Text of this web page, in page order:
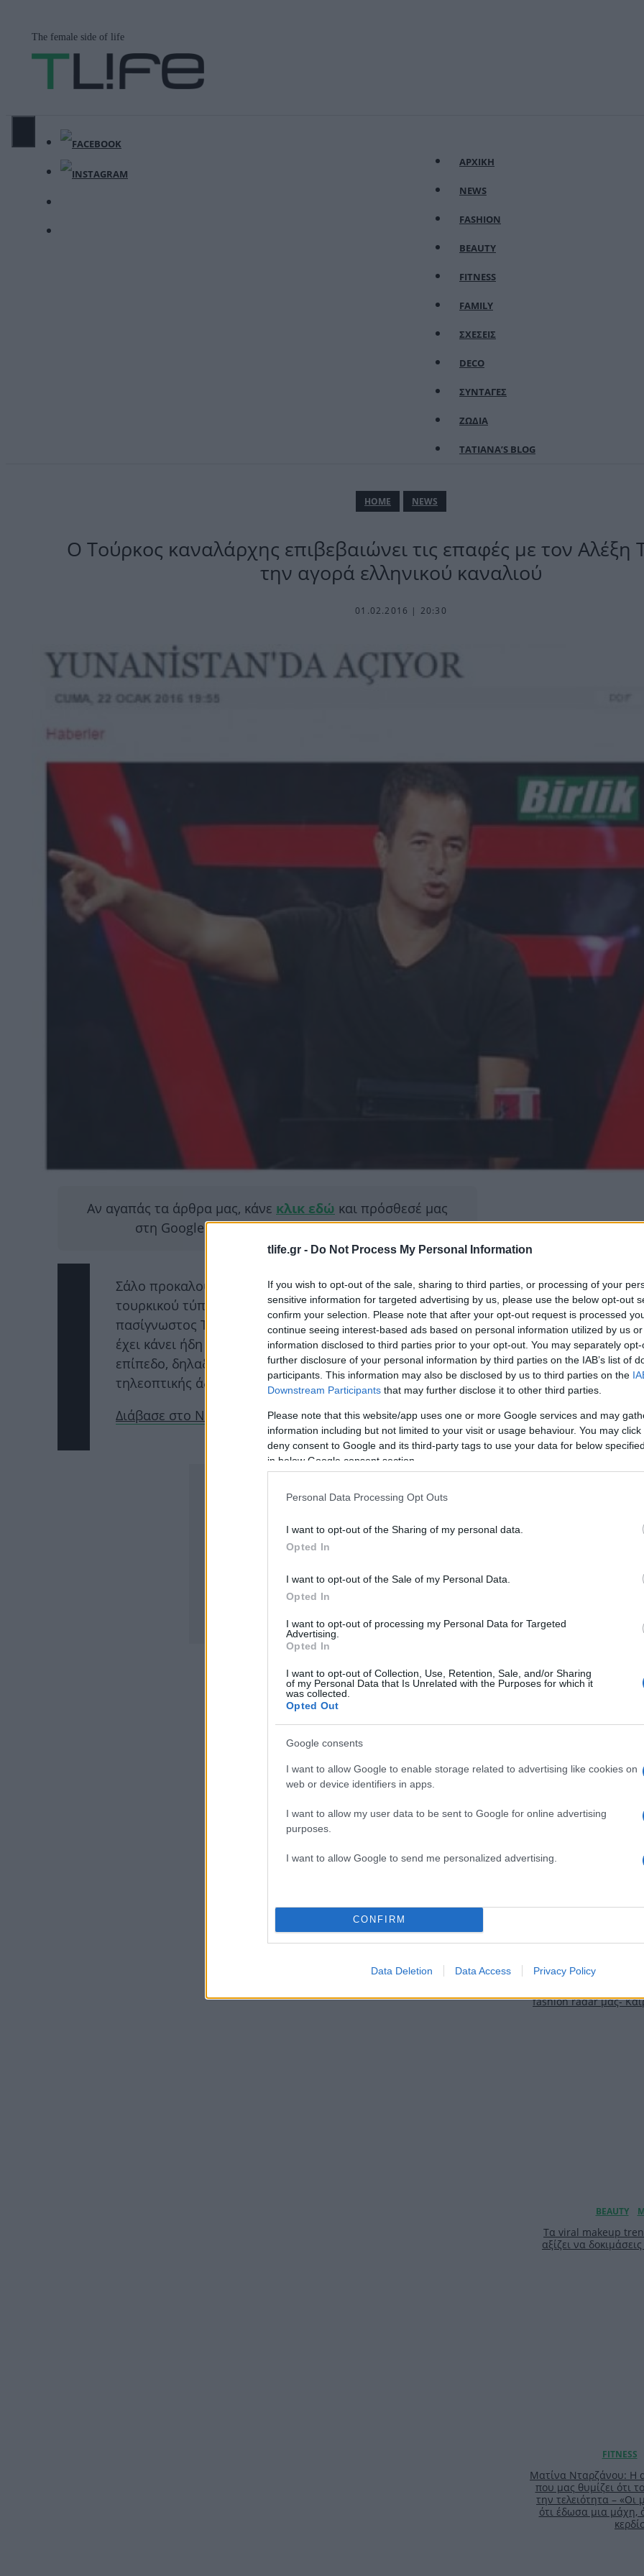
tlife.gr - Do Not Process My Personal Information
If you wish to opt-out of the sale, sharing to third parties, or processing of your
sensitive information for targeted advertising by us, please use the below opt-out
confirm your selection. Please note that after your opt-out request is processed
continue seeing interest-based ads based on personal information utilized by us
information disclosed to third parties prior to your opt-out. You may separately
further disclosure of your personal information by third parties on the IAB’s list of
participants. This information may also be disclosed by us to third parties on the
Downstream Participants that may further disclose it to other third parties.
Please note that this website/app uses one or more Google services and may
information including but not limited to your visit or usage behaviour. You may
deny consent to Google and its third-party tags to use your data for below
in below Google consent section.
Personal Data Processing Opt Outs
I want to opt-out of the Sharing of my personal data.
Opted In
I want to opt-out of the Sale of my Personal Data.
Opted In
I want to opt-out of processing my Personal Data for Targeted
Advertising.
Opted In
I want to opt-out of Collection, Use, Retention, Sale, and/or Sharing
of my Personal Data that Is Unrelated with the Purposes for which it
was collected.
Opted Out
Google consents
I want to allow Google to enable storage related to advertising like cookies on
web or device identifiers in apps.
I want to allow my user data to be sent to Google for online advertising
purposes.
I want to allow Google to send me personalized advertising.
CONFIRM
Data Deletion Data Access Privacy Policy
περιεχόμενο
The female side of life
ΑΡΧΙΚΗ
NEWS
FASHION
BEAUTY
FITNESS
FAMILY
ΣΧΕΣΕΙΣ
DECO
ΣΥΝΤΑΓΕΣ
ΖΩΔΙΑ
TATIANA’S BLOG
ΗΟΜΕ NEWS
Ο Τούρκος καναλάρχης επιβεβαιώνει τις επαφές με τον Αλέξη
την αγορά ελληνικού καναλιού
01.02.2016 | 20:30
Αν αγαπάς τα άρθρα μας, κάνε κλικ εδώ και πρόσθεσέ μας
στη Google για να μας διαβάζεις πιο συχνά
Σάλο προκαλούν τις τελευταίες ώρες οι αποκαλύψεις του
τουρκικού τύπου που ουσιαστικά επιβεβαιώνουν πως ο
πασίγνωστος Τούρκος επιχειρηματίας και καναλάρχης
έχει κάνει ήδη επαφές και μάλιστα στο υψηλότερο δυνατό
επίπεδο, δηλαδή τον Έλληνα πρωθυπουργό για την αγορά
τηλεοπτικής άδειας εδώ στην Ελλάδα.
Διάβασε στο Newsit, όλες τις λεπτομέρειες
ΔΙΑΦΗΜΙΣΗ
ΔΙΑΦΗΜΙΣΗ
TOP
fashion radar μας-
Τα viral makeup
αξίζει να
Ματίνα Νταρζάνου: Η
που μας θυμίζει ότι
την τελειότητα – «Οι
ότι έδωσα μια μάχη,